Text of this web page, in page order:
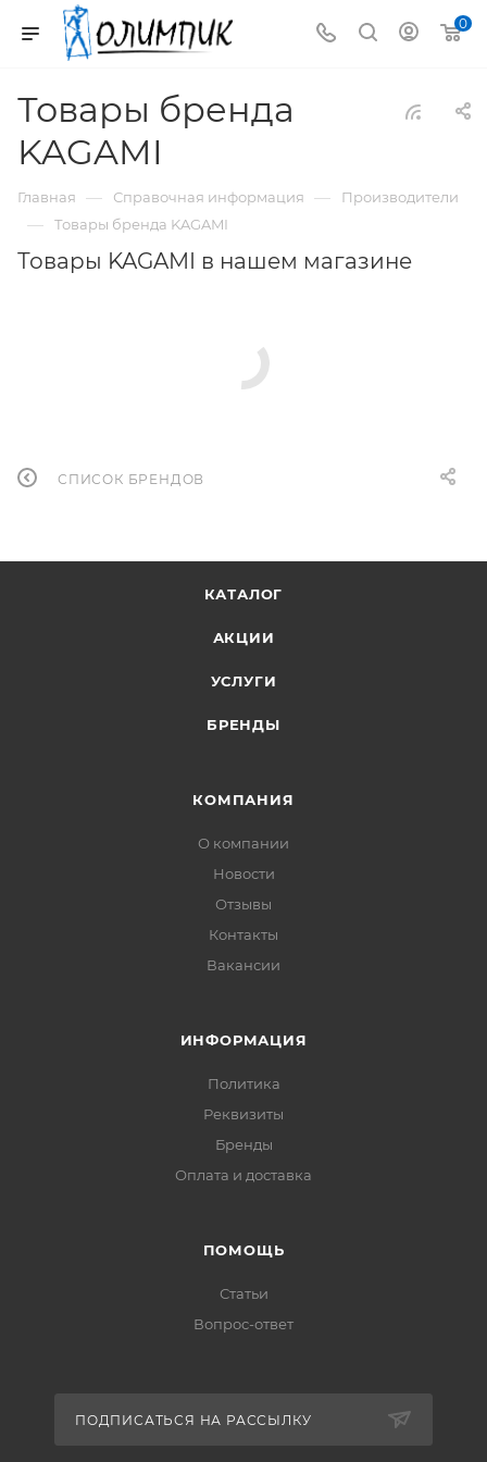
0
Товары бренда
KAGAMI
Главная — Справочная информация — Производители
— Товары бренда KAGAMI
Товары KAGAMI в нашем магазине
СПИСОК БРЕНДОВ
КАТАЛОГ
АКЦИИ
УСЛУГИ
БРЕНДЫ
КОМПАНИЯ
О компании
Новости
Отзывы
Контакты
Вакансии
ИНФОРМАЦИЯ
Политика
Реквизиты
Бренды
Оплата и доставка
ПОМОЩЬ
Статьи
Вопрос-ответ
ПОДПИСАТЬСЯ НА РАССЫЛКУ